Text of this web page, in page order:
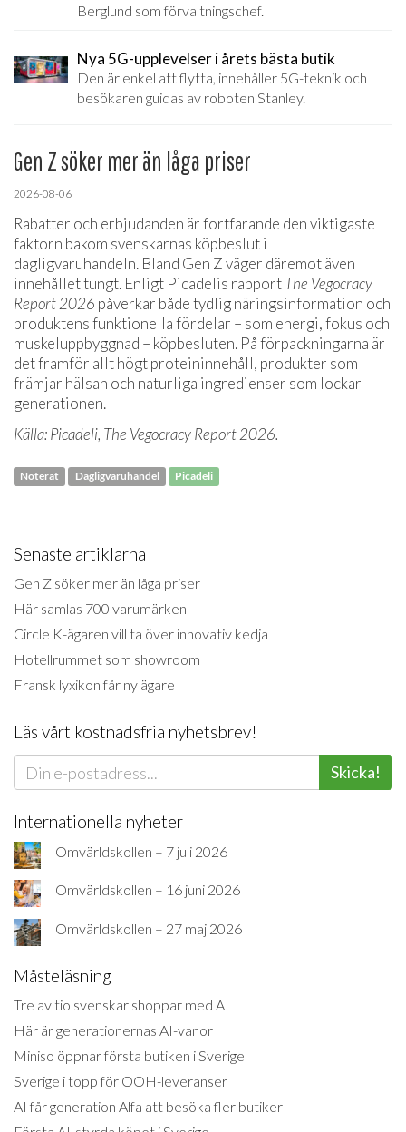
Berglund som förvaltningschef.
Nya 5G-upplevelser i årets bästa butik
Den är enkel att flytta, innehåller 5G-teknik och
besökaren guidas av roboten Stanley.
Gen Z söker mer än låga priser
2026-08-06
Rabatter och erbjudanden är fortfarande den viktigaste
faktorn bakom svenskarnas köpbeslut i
dagligvaruhandeln. Bland Gen Z väger däremot även
innehållet tungt. Enligt Picadelis rapportThe Vegocracy
Report 2026 påverkar både tydlig näringsinformation och
produktens funktionella fördelar – som energi, fokus och
muskeluppbyggnad – köpbesluten. På förpackningarna är
det framför allt högt proteininnehåll, produkter som
främjar hälsan och naturliga ingredienser som lockar
generationen.
Källa: Picadeli, The Vegocracy Report 2026.
Noterat Dagligvaruhandel Picadeli
Senaste artiklarna
Gen Z söker mer än låga priser
Här samlas 700 varumärken
Circle K-ägaren vill ta över innovativ kedja
Hotellrummet som showroom
Fransk lyxikon får ny ägare
Läs vårt kostnadsfria nyhetsbrev!
Skicka!
Internationella nyheter
Omvärldskollen – 7 juli 2026
Omvärldskollen – 16 juni 2026
Omvärldskollen – 27 maj 2026
Måsteläsning
Tre av tio svenskar shoppar med AI
Här är generationernas AI-vanor
Miniso öppnar första butiken i Sverige
Sverige i topp för OOH-leveranser
AI får generation Alfa att besöka fler butiker